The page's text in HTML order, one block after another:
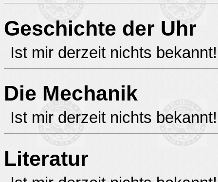
Geschichte der Uhr
Ist mir derzeit nichts bekannt!
Die Mechanik
Ist mir derzeit nichts bekannt!
Literatur